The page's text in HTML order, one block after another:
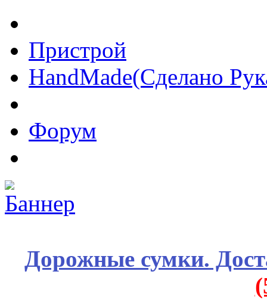
Пристрой
HandMade(Сделано
Форум
Дорожные сумки.